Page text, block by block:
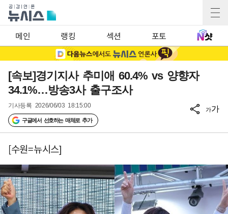
메인 랭킹 섹션 포토
[속보]경기지사 추미애 60.4% vs 양향자
34.1%…방송3사 출구조사
기사등록 2026/06/03 18:15:00
구글에서 선호하는 매체로 추가
가가
[수원=뉴시스]